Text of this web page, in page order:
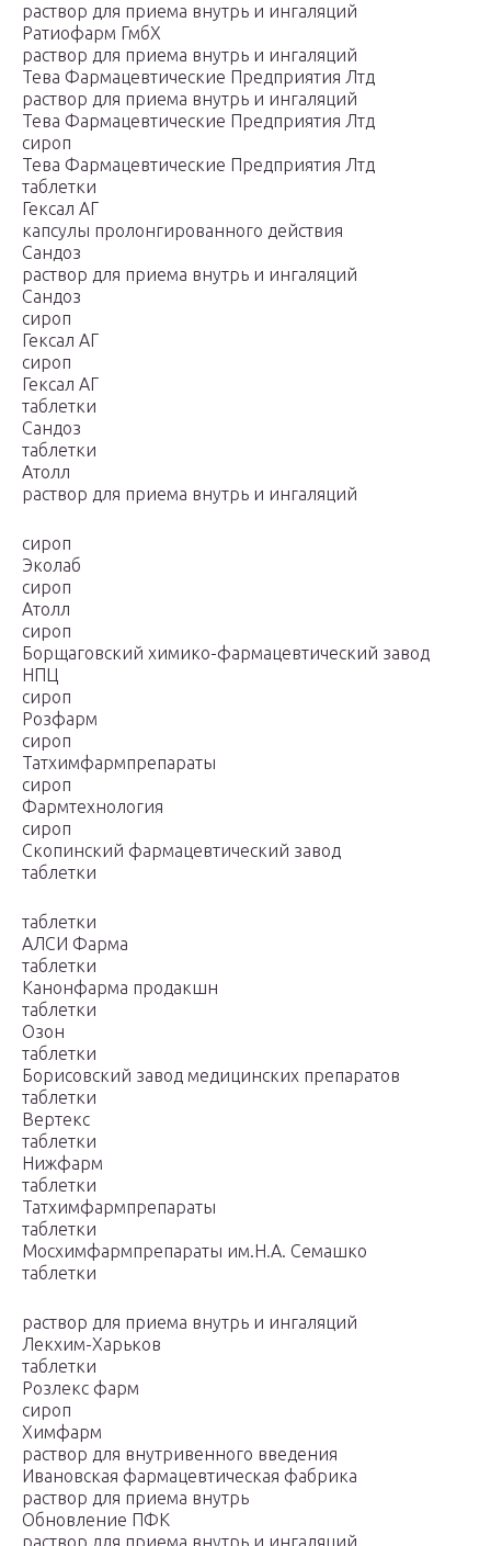
раствор для приема внутрь и ингаляций
Ратиофарм ГмбХ
раствор для приема внутрь и ингаляций
Тева Фармацевтические Предприятия Лтд
раствор для приема внутрь и ингаляций
Тева Фармацевтические Предприятия Лтд
сироп
Тева Фармацевтические Предприятия Лтд
таблетки
Гексал АГ
капсулы пролонгированного действия
Сандоз
раствор для приема внутрь и ингаляций
Сандоз
сироп
Гексал АГ
сироп
Гексал АГ
таблетки
Сандоз
таблетки
Атолл
раствор для приема внутрь и ингаляций
сироп
Эколаб
сироп
Атолл
сироп
Борщаговский химико-фармацевтический завод
НПЦ
сироп
Розфарм
сироп
Татхимфармпрепараты
сироп
Фармтехнология
сироп
Скопинский фармацевтический завод
таблетки
таблетки
АЛСИ Фарма
таблетки
Канонфарма продакшн
таблетки
Озон
таблетки
Борисовский завод медицинских препаратов
таблетки
Вертекс
таблетки
Нижфарм
таблетки
Татхимфармпрепараты
таблетки
Мосхимфармпрепараты им.Н.А. Семашко
таблетки
раствор для приема внутрь и ингаляций
Лекхим-Харьков
таблетки
Розлекс фарм
сироп
Химфарм
раствор для внутривенного введения
Ивановская фармацевтическая фабрика
раствор для приема внутрь
Обновление ПФК
раствор для приема внутрь и ингаляций